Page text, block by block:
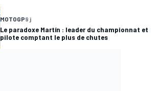
MOTOGP9 j
Le paradoxe Martín : leader du championnat et
pilote comptant le plus de chutes